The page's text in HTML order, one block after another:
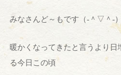
みなさんど～もです（‐＾▽＾‐）
暖かくなってきたと言うより日
る今日この頃
テストキッチン
商品案内